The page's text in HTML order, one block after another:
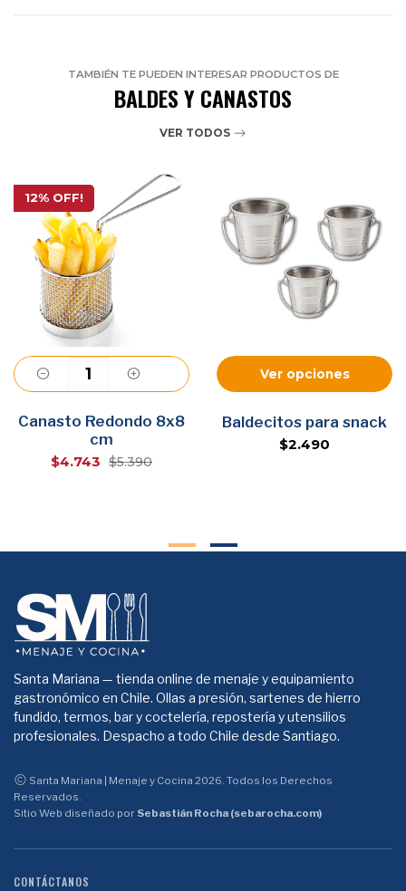
TAMBIÉN TE PUEDEN INTERESAR PRODUCTOS DE
BALDES Y CANASTOS
VER TODOS
Agregar
12% OFF!
Canasto Redondo 8x8
cm
$4.743 $5.390
Ver opciones
Baldecitos para snack
$2.490
Santa Mariana — tienda online de menaje y equipamiento
gastronómico en Chile. Ollas a presión, sartenes de hierro
fundido, termos, bar y coctelería, repostería y utensilios
profesionales. Despacho a todo Chile desde Santiago.
Santa Mariana | Menaje y Cocina 2026. Todos los Derechos
Reservados.
Sitio Web diseñado por Sebastián Rocha (sebarocha.com)
CONTÁCTANOS